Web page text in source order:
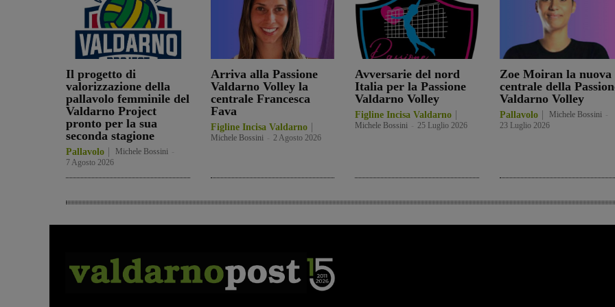
Il progetto di
valorizzazione della
pallavolo femminile del
Valdarno Project
pronto per la sua
seconda stagione
Pallavolo Michele Bossini
7 Agosto 2026
Arriva alla Passione
Valdarno Volley la
centrale Francesca
Fava
Figline Incisa Valdarno
Michele Bossini 2 Agosto 2026
Avversarie del nord
Italia per la Passione
Valdarno Volley
Figline Incisa Valdarno
Michele Bossini 25 Luglio 2026
Zoe Moiran la nuova
centrale della
Valdarno Volley
Pallavolo Michele Bossini
23 Luglio 2026